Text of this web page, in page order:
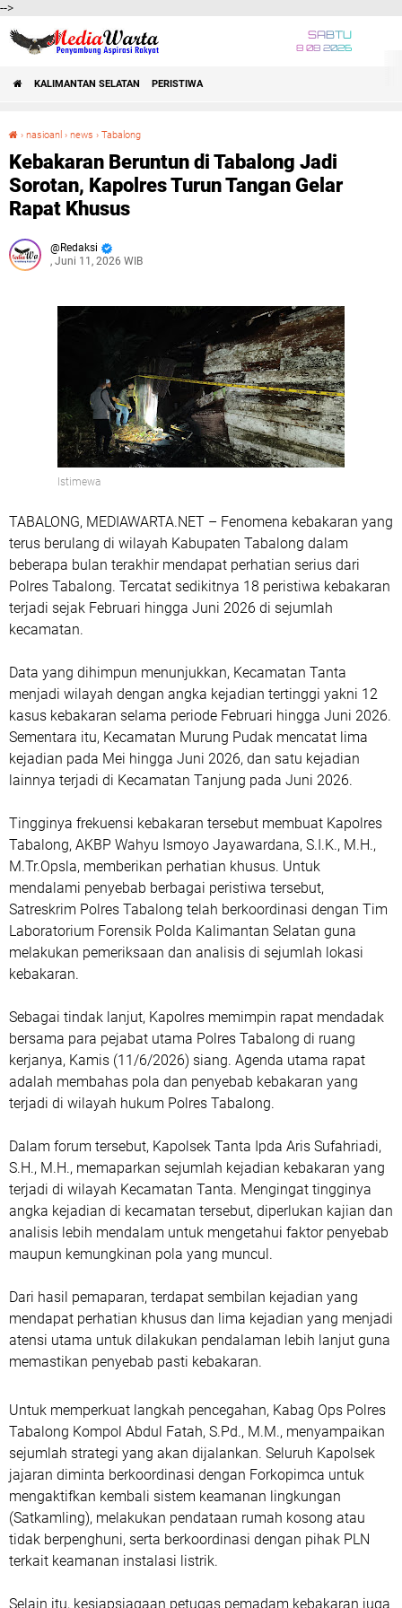
-->
SABTU
8 08 2026
KALIMANTAN SELATAN PERISTIWA
› nasioanl › news › Tabalong
Kebakaran Beruntun di Tabalong Jadi
Sorotan, Kapolres Turun Tangan Gelar
Rapat Khusus
Redaksi
, Juni 11, 2026 WIB
Istimewa
TABALONG, MEDIAWARTA.NET – Fenomena kebakaran yang
terus berulang di wilayah Kabupaten Tabalong dalam
beberapa bulan terakhir mendapat perhatian serius dari
Polres Tabalong. Tercatat sedikitnya 18 peristiwa kebakaran
terjadi sejak Februari hingga Juni 2026 di sejumlah
kecamatan.
Data yang dihimpun menunjukkan, Kecamatan Tanta
menjadi wilayah dengan angka kejadian tertinggi yakni 12
kasus kebakaran selama periode Februari hingga Juni 2026.
Sementara itu, Kecamatan Murung Pudak mencatat lima
kejadian pada Mei hingga Juni 2026, dan satu kejadian
lainnya terjadi di Kecamatan Tanjung pada Juni 2026.
Tingginya frekuensi kebakaran tersebut membuat Kapolres
Tabalong, AKBP Wahyu Ismoyo Jayawardana, S.I.K., M.H.,
M.Tr.Opsla, memberikan perhatian khusus. Untuk
mendalami penyebab berbagai peristiwa tersebut,
Satreskrim Polres Tabalong telah berkoordinasi dengan Tim
Laboratorium Forensik Polda Kalimantan Selatan guna
melakukan pemeriksaan dan analisis di sejumlah lokasi
kebakaran.
Sebagai tindak lanjut, Kapolres memimpin rapat mendadak
bersama para pejabat utama Polres Tabalong di ruang
kerjanya, Kamis (11/6/2026) siang. Agenda utama rapat
adalah membahas pola dan penyebab kebakaran yang
terjadi di wilayah hukum Polres Tabalong.
Dalam forum tersebut, Kapolsek Tanta Ipda Aris Sufahriadi,
S.H., M.H., memaparkan sejumlah kejadian kebakaran yang
terjadi di wilayah Kecamatan Tanta. Mengingat tingginya
angka kejadian di kecamatan tersebut, diperlukan kajian dan
analisis lebih mendalam untuk mengetahui faktor penyebab
maupun kemungkinan pola yang muncul.
Dari hasil pemaparan, terdapat sembilan kejadian yang
mendapat perhatian khusus dan lima kejadian yang menjadi
atensi utama untuk dilakukan pendalaman lebih lanjut guna
memastikan penyebab pasti kebakaran.
Untuk memperkuat langkah pencegahan, Kabag Ops Polres
Tabalong Kompol Abdul Fatah, S.Pd., M.M., menyampaikan
sejumlah strategi yang akan dijalankan. Seluruh Kapolsek
jajaran diminta berkoordinasi dengan Forkopimca untuk
mengaktifkan kembali sistem keamanan lingkungan
(Satkamling), melakukan pendataan rumah kosong atau
tidak berpenghuni, serta berkoordinasi dengan pihak PLN
terkait keamanan instalasi listrik.
Selain itu, kesiapsiagaan petugas pemadam kebakaran juga